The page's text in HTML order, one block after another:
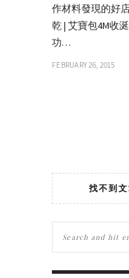
作材料發現的好
乾 | 艾寶包4M收
功…
FEBRUARY 26, 2015
找不到